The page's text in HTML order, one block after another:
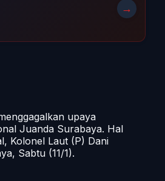
→
upaya
Juanda Surabaya. Hal
Kolonel Laut (P) Dani
Sabtu (11/1).